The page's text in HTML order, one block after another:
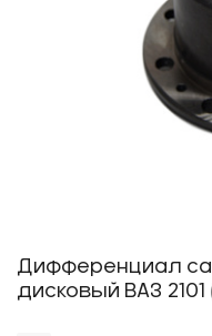
Дифференциал
дисковый ВАЗ